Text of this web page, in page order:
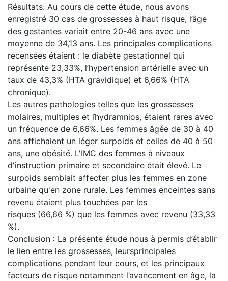
Résultats: Au cours de cette étude, nous avons
enregistré 30 cas de grossesses à haut risque, l’âge
des gestantes variait entre 20-46 ans avec une
moyenne de 34,13 ans. Les principales complications
recensées étaient : le diabète gestationnel qui
représente 23,33%, l’hypertension artérielle avec un
taux de 43,3% (HTA gravidique) et 6,66% (HTA
chronique).
Les autres pathologies telles que les grossesses
molaires, multiples et ľhydramnios, étaient rares avec
un fréquence de 6,66%. Les femmes âgée de 30 à 40
ans affichaient un léger surpoids et celles de 40 à 50
ans, une obésité. L'IMC des femmes à niveaux
d'instruction primaire et secondaire était élevé. Le
surpoids semblait affecter plus les femmes en zone
urbaine qu'en zone rurale. Les femmes enceintes sans
revenu étaient plus touchées par les
risques (66,66 %) que les femmes avec revenu (33,33
%).
Conclusion : La présente étude nous à permis d’établir
le lien entre les grossesses, leursprincipales
complications pendant leur cours, et les principaux
facteurs de risque notamment l’avancement en âge, la